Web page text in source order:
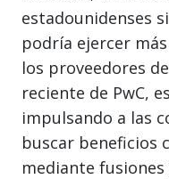
estadounidenses
podría ejercer
los proveedores
reciente de PwC,
impulsando a las
buscar beneficios
mediante fusiones